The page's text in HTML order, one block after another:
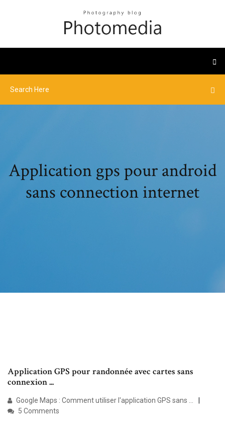
Application gps pour android
sans connection internet
Application GPS pour randonnée avec cartes sans
connexion ...
Google Maps : Comment utiliser l'application GPS sans ...
5 Comments